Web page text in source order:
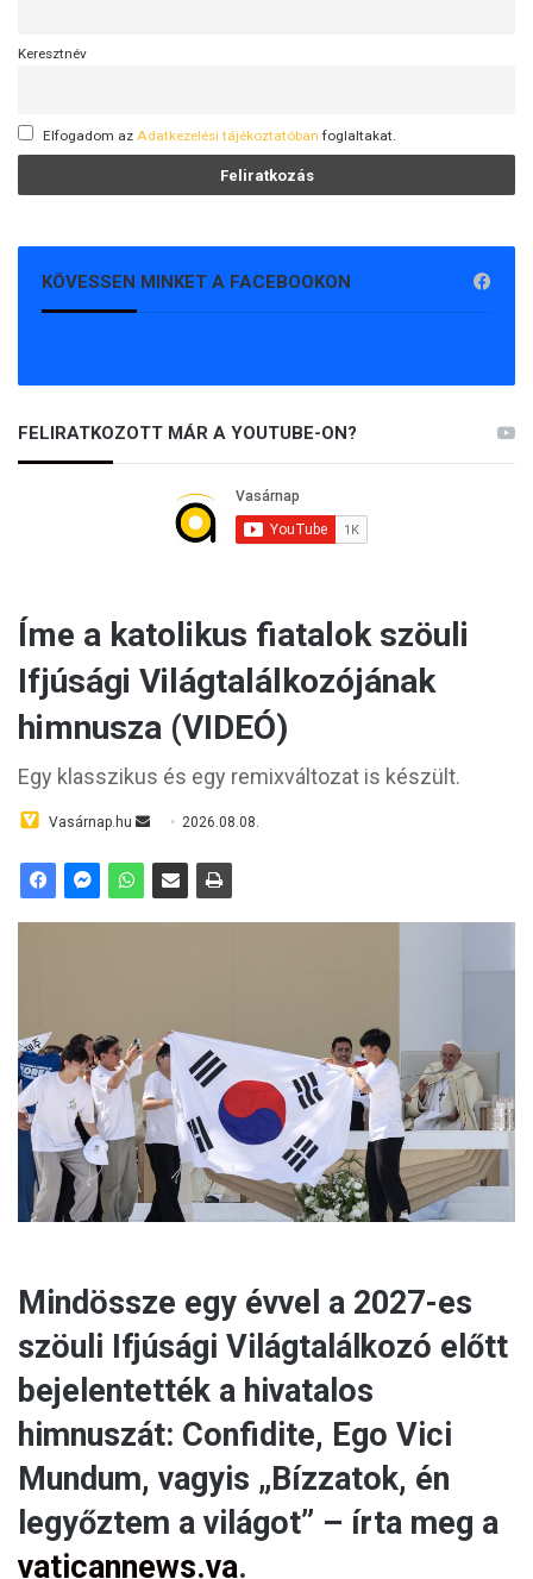
Keresztnév
Elfogadom az Adatkezelési tájékoztatóban foglaltakat.
KÖVESSEN MINKET A FACEBOOKON
FELIRATKOZOTT MÁR A YOUTUBE-ON?